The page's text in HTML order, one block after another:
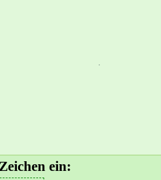
ein: